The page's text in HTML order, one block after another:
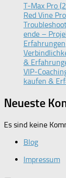
T-Max Pro
Red Vine
ende –
Erfahrungen
&
VIP-
kaufen &
Neueste
Es sind keine
Blog
Impressum